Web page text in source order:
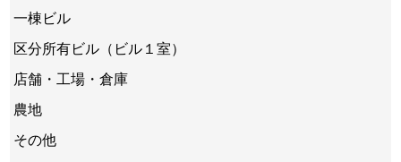
一棟ビル
区分所有ビル（ビル１室）
店舗・工場・倉庫
農地
その他